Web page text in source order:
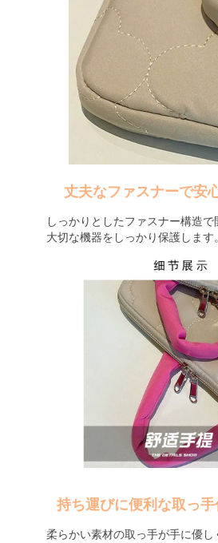
丈夫なファスナーで安
しっかりとしたファスナー構造で
大切な機器をしっかり保護します。
持ち運びに便利な取っ
柔らかい素材の取っ手が手に優し